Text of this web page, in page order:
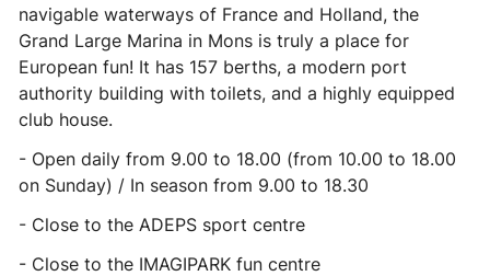
navigable waterways of France and Holland, the
Grand Large Marina in Mons is truly a place for
European fun! It has 157 berths, a modern port
authority building with toilets, and a highly equipped
club house.
- Open daily from 9.00 to 18.00 (from 10.00 to 18.00
on Sunday) / In season from 9.00 to 18.30
- Close to the ADEPS sport centre
- Close to the IMAGIPARK fun centre